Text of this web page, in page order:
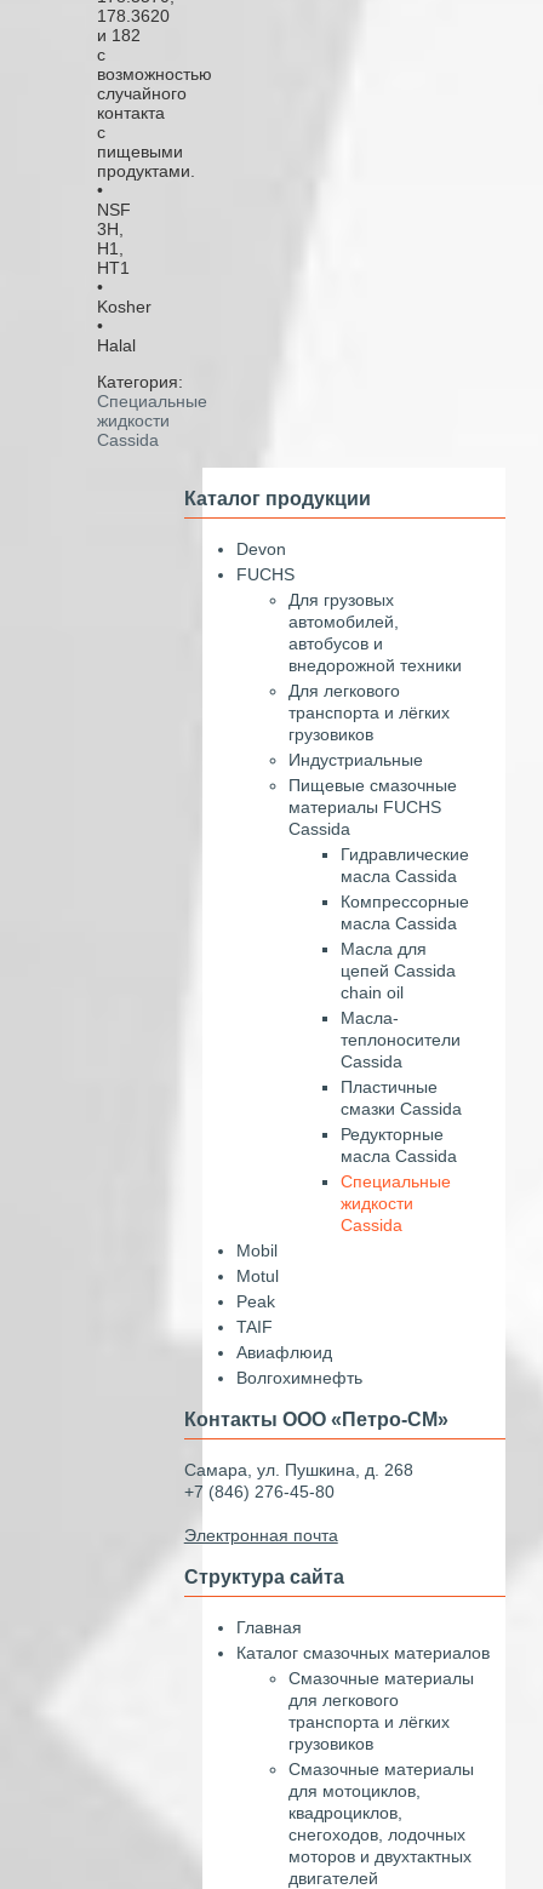
178.3620
и 182
с
возможностью
случайного
контакта
с
пищевыми
продуктами.
•
NSF
3Н,
Н1,
НТ1
•
Kosher
•
Halal
Категория:
Специальные
жидкости
Cassida
Каталог продукции
Devon
FUCHS
Для грузовых
автомобилей,
автобусов и
внедорожной техники
Для легкового
транспорта и лёгких
грузовиков
Индустриальные
Пищевые смазочные
материалы FUCHS
Cassida
Гидравлические
масла Cassida
Компрессорные
масла Cassida
Масла для
цепей Cassida
chain oil
Масла-
теплоносители
Cassida
Пластичные
смазки Cassida
Редукторные
масла Cassida
Специальные
жидкости
Cassida
Mobil
Motul
Peak
TAIF
Авиафлюид
Волгохимнефть
Контакты ООО «Петро-СМ»
Самара, ул. Пушкина, д. 268
+7 (846) 276-45-80
Электронная почта
Структура сайта
Главная
Каталог смазочных материалов
Смазочные материалы
для легкового
транспорта и лёгких
грузовиков
Смазочные материалы
для мотоциклов,
квадроциклов,
снегоходов, лодочных
моторов и двухтактных
двигателей